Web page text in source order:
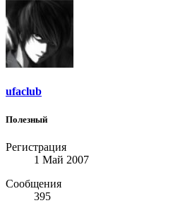
ufaclub
Полезный
Регистрация
1 Май 2007
Сообщения
395